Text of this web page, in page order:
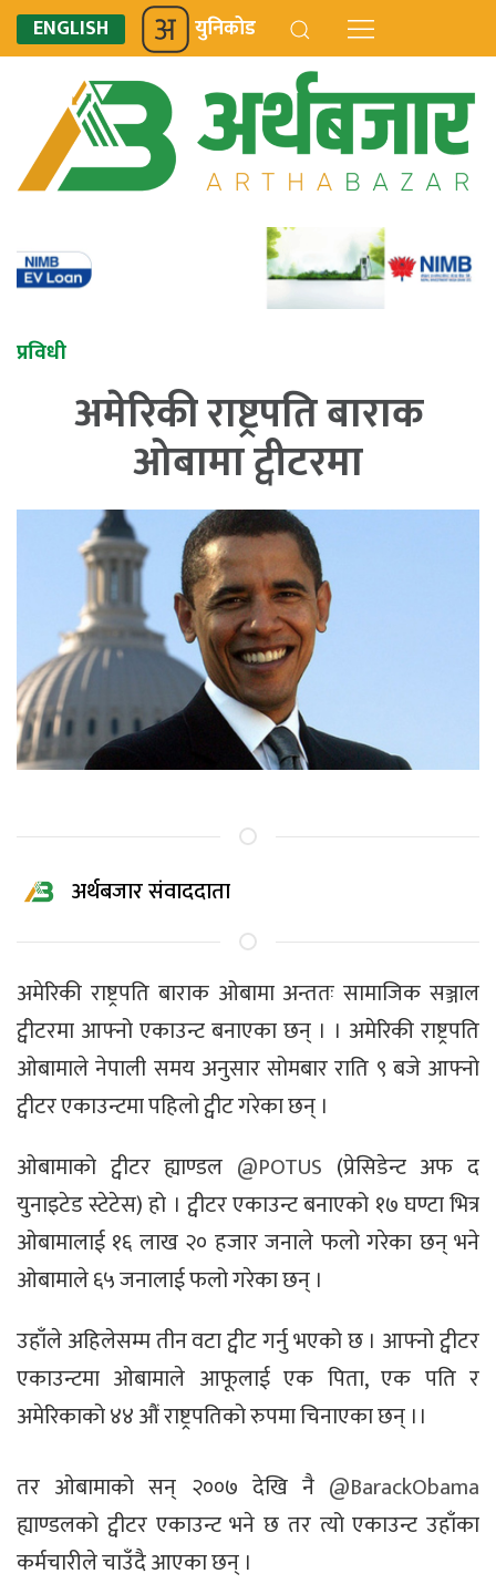
ENGLISH युनिकोड
प्रविधी
अमेरिकी राष्ट्रपति बाराक
ओबामा ट्वीटरमा
अर्थबजार संवाददाता
अमेरिकी राष्ट्रपति बाराक ओबामा अन्ततः सामाजिक सञ्जाल
ट्वीटरमा आफ्नो एकाउन्ट बनाएका छन् । । अमेरिकी राष्ट्रपति
ओबामाले नेपाली समय अनुसार सोमबार राति ९ बजे आफ्नो
ट्वीटर एकाउन्टमा पहिलो ट्वीट गरेका छन् ।
ओबामाको ट्वीटर ह्याण्डल @POTUS (प्रेसिडेन्ट अफ द
युनाइटेड स्टेटेस) हो । ट्वीटर एकाउन्ट बनाएको १७ घण्टा भित्र
ओबामालाई १६ लाख २० हजार जनाले फलो गरेका छन् भने
ओबामाले ६५ जनालाई फलो गरेका छन् ।
उहाँले अहिलेसम्म तीन वटा ट्वीट गर्नु भएको छ । आफ्नो ट्वीटर
एकाउन्टमा ओबामाले आफूलाई एक पिता, एक पति र
अमेरिकाको ४४ औं राष्ट्रपतिको रुपमा चिनाएका छन् ।।
तर ओबामाको सन् २००७ देखि नै @BarackObama
ह्याण्डलको ट्वीटर एकाउन्ट भने छ तर त्यो एकाउन्ट उहाँका
कर्मचारीले चाउँदै आएका छन् ।